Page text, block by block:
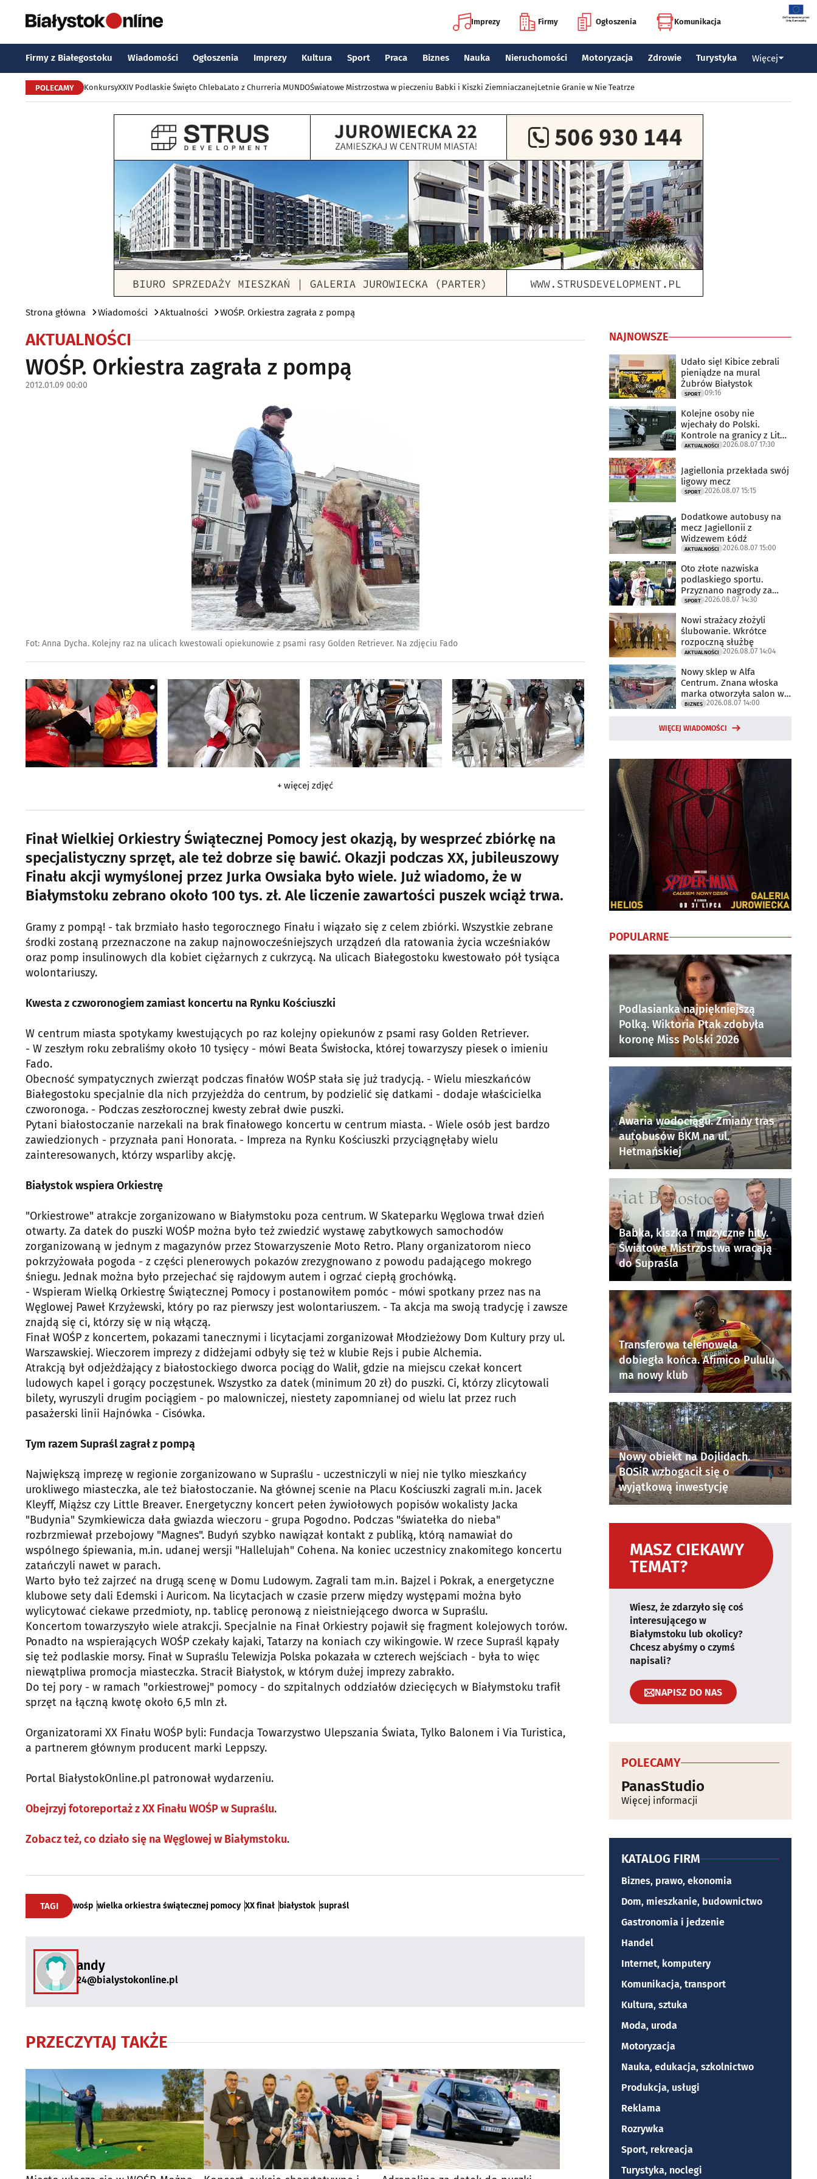
Imprezy Firmy Ogłoszenia Komunikacja
Firmy z Białegostoku Wiadomości Ogłoszenia Imprezy Kultura Sport Praca Biznes Nauka Nieruchomości Motoryzacja Zdrowie Turystyka Więcej
POLECAMY KonkursyXXIV Podlaskie Święto ChlebaLato z Churreria MUNDOŚwiatowe Mistrzostwa w pieczeniu Babki i Kiszki ZiemniaczanejLetnie Granie w Nie Teatrze
Strona główna Wiadomości Aktualności WOŚP. Orkiestra zagrała z pompą
AKTUALNOŚCI
WOŚP. Orkiestra zagrała z pompą
2012.01.09 00:00
Fot: Anna Dycha. Kolejny raz na ulicach kwestowali opiekunowie z psami rasy Golden Retriever. Na zdjęciu Fado
+ więcej zdjęć
Finał Wielkiej Orkiestry Świątecznej Pomocy jest okazją, by wesprzeć zbiórkę na
specjalistyczny sprzęt, ale też dobrze się bawić. Okazji podczas XX, jubileuszowy
Finału akcji wymyślonej przez Jurka Owsiaka było wiele. Już wiadomo, że w
Białymstoku zebrano około 100 tys. zł. Ale liczenie zawartości puszek wciąż trwa.
Gramy z pompą! - tak brzmiało hasło tegorocznego Finału i wiązało się z celem zbiórki. Wszystkie zebrane
środki zostaną przeznaczone na zakup najnowocześniejszych urządzeń dla ratowania życia wcześniaków
oraz pomp insulinowych dla kobiet ciężarnych z cukrzycą. Na ulicach Białegostoku kwestowało pół tysiąca
wolontariuszy.
Kwesta z czworonogiem zamiast koncertu na Rynku Kościuszki
W centrum miasta spotykamy kwestujących po raz kolejny opiekunów z psami rasy Golden Retriever.
- W zeszłym roku zebraliśmy około 10 tysięcy - mówi Beata Świsłocka, której towarzyszy piesek o imieniu
Fado.
Obecność sympatycznych zwierząt podczas finałów WOŚP stała się już tradycją. - Wielu mieszkańców
Białegostoku specjalnie dla nich przyjeżdża do centrum, by podzielić się datkami - dodaje właścicielka
czworonoga. - Podczas zeszłorocznej kwesty zebrał dwie puszki.
Pytani białostoczanie narzekali na brak finałowego koncertu w centrum miasta. - Wiele osób jest bardzo
zawiedzionych - przyznała pani Honorata. - Impreza na Rynku Kościuszki przyciągnęłaby wielu
zainteresowanych, którzy wsparliby akcję.
Białystok wspiera Orkiestrę
"Orkiestrowe" atrakcje zorganizowano w Białymstoku poza centrum. W Skateparku Węglowa trwał dzień
otwarty. Za datek do puszki WOŚP można było też zwiedzić wystawę zabytkowych samochodów
zorganizowaną w jednym z magazynów przez Stowarzyszenie Moto Retro. Plany organizatorom nieco
pokrzyżowała pogoda - z części plenerowych pokazów zrezygnowano z powodu padającego mokrego
śniegu. Jednak można było przejechać się rajdowym autem i ogrzać ciepłą grochówką.
- Wspieram Wielką Orkiestrę Świątecznej Pomocy i postanowiłem pomóc - mówi spotkany przez nas na
Węglowej Paweł Krzyżewski, który po raz pierwszy jest wolontariuszem. - Ta akcja ma swoją tradycję i zawsze
znajdą się ci, którzy się w nią włączą.
Finał WOŚP z koncertem, pokazami tanecznymi i licytacjami zorganizował Młodzieżowy Dom Kultury przy ul.
Warszawskiej. Wieczorem imprezy z didżejami odbyły się też w klubie Rejs i pubie Alchemia.
Atrakcją był odjeżdżający z białostockiego dworca pociąg do Walił, gdzie na miejscu czekał koncert
ludowych kapel i gorący poczęstunek. Wszystko za datek (minimum 20 zł) do puszki. Ci, którzy zlicytowali
bilety, wyruszyli drugim pociągiem - po malowniczej, niestety zapomnianej od wielu lat przez ruch
pasażerski linii Hajnówka - Cisówka.
Tym razem Supraśl zagrał z pompą
Największą imprezę w regionie zorganizowano w Supraślu - uczestniczyli w niej nie tylko mieszkańcy
urokliwego miasteczka, ale też białostoczanie. Na głównej scenie na Placu Kościuszki zagrali m.in. Jacek
Kleyff, Miąższ czy Little Breaver. Energetyczny koncert pełen żywiołowych popisów wokalisty Jacka
"Budynia" Szymkiewicza dała gwiazda wieczoru - grupa Pogodno. Podczas "światełka do nieba"
rozbrzmiewał przebojowy "Magnes". Budyń szybko nawiązał kontakt z publiką, którą namawiał do
wspólnego śpiewania, m.in. udanej wersji "Hallelujah" Cohena. Na koniec uczestnicy znakomitego koncertu
zatańczyli nawet w parach.
Warto było też zajrzeć na drugą scenę w Domu Ludowym. Zagrali tam m.in. Bajzel i Pokrak, a energetyczne
klubowe sety dali Edemski i Auricom. Na licytacjach w czasie przerw między występami można było
wylicytować ciekawe przedmioty, np. tablicę peronową z nieistniejącego dworca w Supraślu.
Koncertom towarzyszyło wiele atrakcji. Specjalnie na Finał Orkiestry pojawił się fragment kolejowych torów.
Ponadto na wspierających WOŚP czekały kajaki, Tatarzy na koniach czy wikingowie. W rzece Supraśl kąpały
się też podlaskie morsy. Finał w Supraślu Telewizja Polska pokazała w czterech wejściach - była to więc
niewątpliwa promocja miasteczka. Stracił Białystok, w którym dużej imprezy zabrakło.
Do tej pory - w ramach "orkiestrowej" pomocy - do szpitalnych oddziałów dziecięcych w Białymstoku trafił
sprzęt na łączną kwotę około 6,5 mln zł.
Organizatorami XX Finału WOŚP byli: Fundacja Towarzystwo Ulepszania Świata, Tylko Balonem i Via Turistica,
a partnerem głównym producent marki Leppszy.
Portal BiałystokOnline.pl patronował wydarzeniu.
Obejrzyj fotoreportaż z XX Finału WOŚP w Supraślu.
Zobacz też, co działo się na Węglowej w Białymstoku.
TAGI wośp wielka orkiestra świątecznej pomocy XX finał białystok supraśl
andy
24@bialystokonline.pl
PRZECZYTAJ TAKŻE
NAJNOWSZE
Udało się! Kibice zebrali
pieniądze na mural
Żubrów Białystok
SPORT 09:16
Kolejne osoby nie
wjechały do Polski.
Kontrole na granicy z Litwą
trwają
AKTUALNOŚCI 2026.08.07 17:30
Jagiellonia przekłada swój
ligowy mecz
SPORT 2026.08.07 15:15
Dodatkowe autobusy na
mecz Jagiellonii z
Widzewem Łódź
AKTUALNOŚCI 2026.08.07 15:00
Oto złote nazwiska
podlaskiego sportu.
Przyznano nagrody za
2025 rok
SPORT 2026.08.07 14:30
Nowi strażacy złożyli
ślubowanie. Wkrótce
rozpoczną służbę
AKTUALNOŚCI 2026.08.07 14:04
Nowy sklep w Alfa
Centrum. Znana włoska
marka otworzyła salon w
Białymstoku
BIZNES 2026.08.07 14:00
WIĘCEJ WIADOMOŚCI
POPULARNE
Podlasianka najpiękniejszą
Polką. Wiktoria Ptak zdobyła
koronę Miss Polski 2026
Awaria wodociągu. Zmiany tras
autobusów BKM na ul.
Hetmańskiej
Babka, kiszka i muzyczne hity.
Światowe Mistrzostwa wracają
do Supraśla
Transferowa telenowela
dobiegła końca. Afimico Pululu
ma nowy klub
Nowy obiekt na Dojlidach.
BOSiR wzbogacił się o
wyjątkową inwestycję
MASZ CIEKAWY
TEMAT?
Wiesz, że zdarzyło się coś
interesującego w
Białymstoku lub okolicy?
Chcesz abyśmy o czymś
napisali?
NAPISZ DO NAS
POLECAMY
PanasStudio
Więcej informacji
KATALOG FIRM
Biznes, prawo, ekonomia
Dom, mieszkanie, budownictwo
Gastronomia i jedzenie
Handel
Internet, komputery
Komunikacja, transport
Kultura, sztuka
Moda, uroda
Motoryzacja
Nauka, edukacja, szkolnictwo
Produkcja, usługi
Reklama
Rozrywka
Sport, rekreacja
Turystyka, noclegi